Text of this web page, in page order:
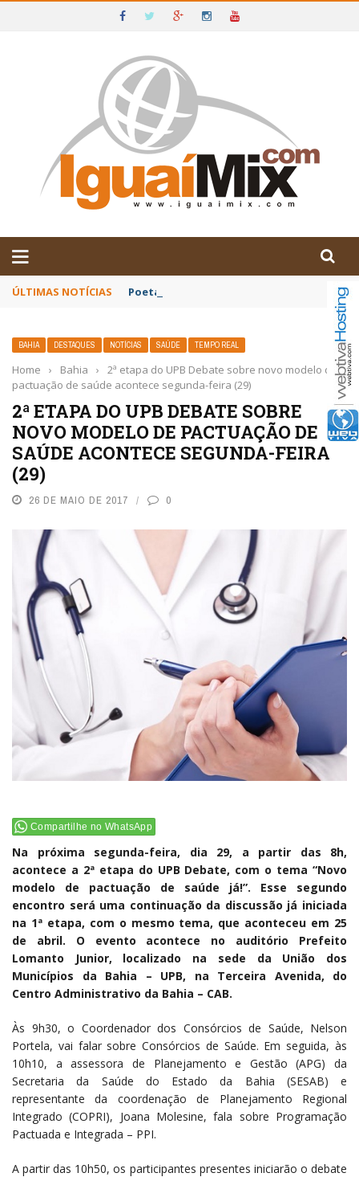
IGUAÍ E SUDOESTE DA BAHIA
ÚLTIMAS NOTÍCIAS Poetas baianos representam o Brasil no
BAHIA DESTAQUES NOTÍCIAS SAÚDE TEMPO REAL
Home › Bahia ›
2ª etapa do UPB Debate sobre novo modelo de
pactuação de saúde acontece segunda-feira (29)
2ª ETAPA DO UPB DEBATE SOBRE
NOVO MODELO DE PACTUAÇÃO DE
SAÚDE ACONTECE SEGUNDA-FEIRA
(29)
26 DE MAIO DE 2017 0
Compartilhe no WhatsApp
Na próxima segunda-feira, dia 29, a partir das 8h,
acontece a 2ª etapa do UPB Debate, com o tema “Novo
modelo de pactuação de saúde já!”. Esse segundo
encontro será uma continuação da discussão já iniciada
na 1ª etapa, com o mesmo tema, que aconteceu em 25
de abril. O evento acontece no auditório Prefeito
Lomanto Junior, localizado na sede da União dos
Municípios da Bahia – UPB, na Terceira Avenida, do
Centro Administrativo da Bahia – CAB.
Às 9h30, o Coordenador dos Consórcios de Saúde, Nelson
Portela, vai falar sobre Consórcios de Saúde. Em seguida, às
10h10, a assessora de Planejamento e Gestão (APG) da
Secretaria da Saúde do Estado da Bahia (SESAB) e
representante da coordenação de Planejamento Regional
Integrado (COPRI), Joana Molesine, fala sobre Programação
Pactuada e Integrada – PPI.
A partir das 10h50, os participantes presentes iniciarão o debate